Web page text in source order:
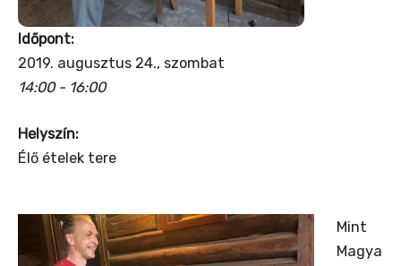
Időpont:
2019. augusztus 24., szombat
14:00 - 16:00
Helyszín:
Élő ételek tere
Mint
Magya